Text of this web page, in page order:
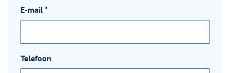
E-mail*
Telefoon